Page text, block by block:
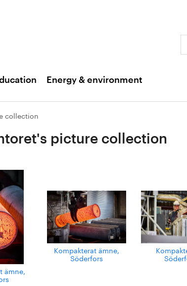
Energy & environment
collection
picture collection
ämne,
Kompakterat ämne,
Söderfors